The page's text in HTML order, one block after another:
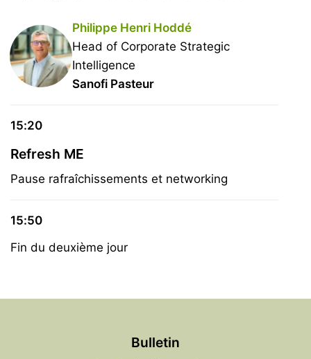
Philippe Henri Hoddé
Head of Corporate Strategic
Intelligence
Sanofi Pasteur
15:20
Refresh ME
Pause rafraîchissements et networking
15:50
Fin du deuxième jour
Bulletin